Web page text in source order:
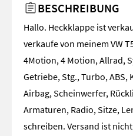
BESCHREIBUNG
Hallo. Heckklappe ist
verkaufe von meinem VW
4Motion, 4 Motion, Allrad,
Getriebe, Stg., Turbo,
Airbag, Scheinwerfer,
Armaturen, Radio, Sitze,
schreiben. Versand ist